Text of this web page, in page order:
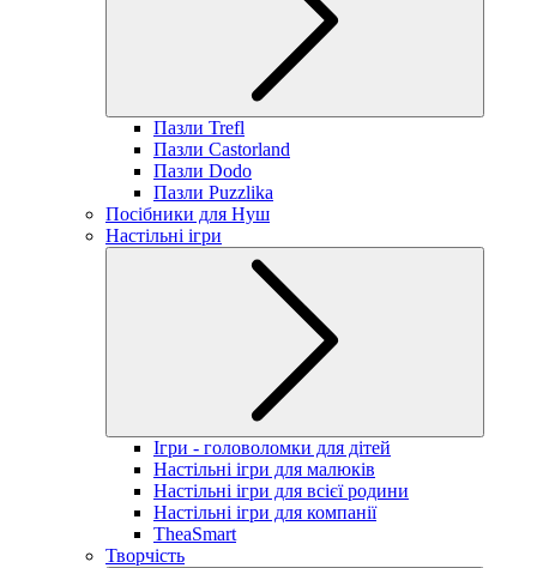
Пазли Trefl
Пазли Castorland
Пазли Dodo
Пазли Puzzlika
Посібники для Нуш
Настільні ігри
Ігри - головоломки для дітей
Настільні ігри для малюків
Настільні ігри для всієї родини
Настільні ігри для компанії
TheaSmart
Творчість